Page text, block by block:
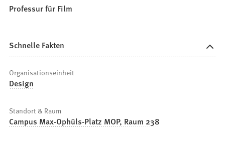
Bewerbung
Professur für Film
Schnelle Fakten
Organisationseinheit
Design
Standort & Raum
Campus Max-Ophüls-Platz MOP, Raum 238